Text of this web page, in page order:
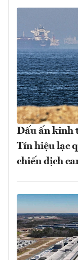
Dấu ấn kinh
Tín hiệu lạc
chiến dịch